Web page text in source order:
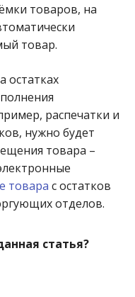
товаров, на
товар.
остатках
распечатки и
нужно будет
товара –
товара с остатков
отделов.
статья?